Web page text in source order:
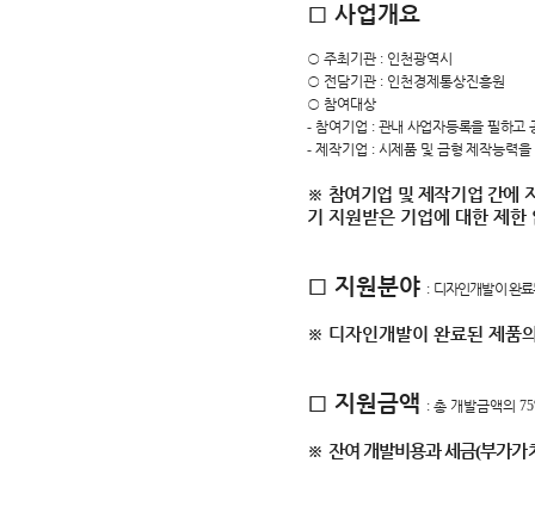
□ 사업개요
○ 주최기관 : 인천광역시
○ 전담기관 : 인천경제통상진흥원
○ 참여대상
- 참여기업 : 관내 사업자등록을 필하고
- 제작기업 : 시제품 및 금형 제작능력
※ 참여기업 및 제작기업 간에
기 지원받은 기업에 대한 제한
□ 지원분야 : 디자인개발이 완
※ 디자인개발이 완료된 제품
□ 지원금액 : 총 개발금액의
※ 잔여 개발비용과 세금(부가가